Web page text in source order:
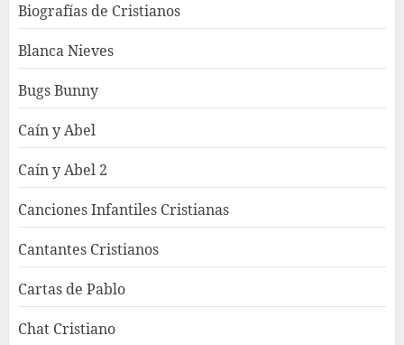
Biografías de Cristianos
Blanca Nieves
Bugs Bunny
Caín y Abel
Caín y Abel 2
Canciones Infantiles Cristianas
Cantantes Cristianos
Cartas de Pablo
Chat Cristiano